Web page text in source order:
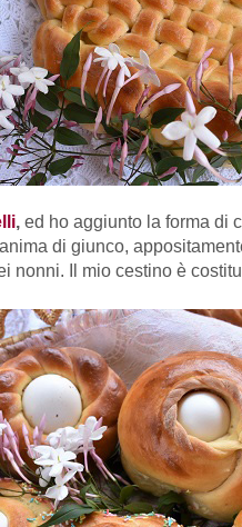
, ed ho aggiunto la forma di
di giunco,
nonni. Il mio cestino è